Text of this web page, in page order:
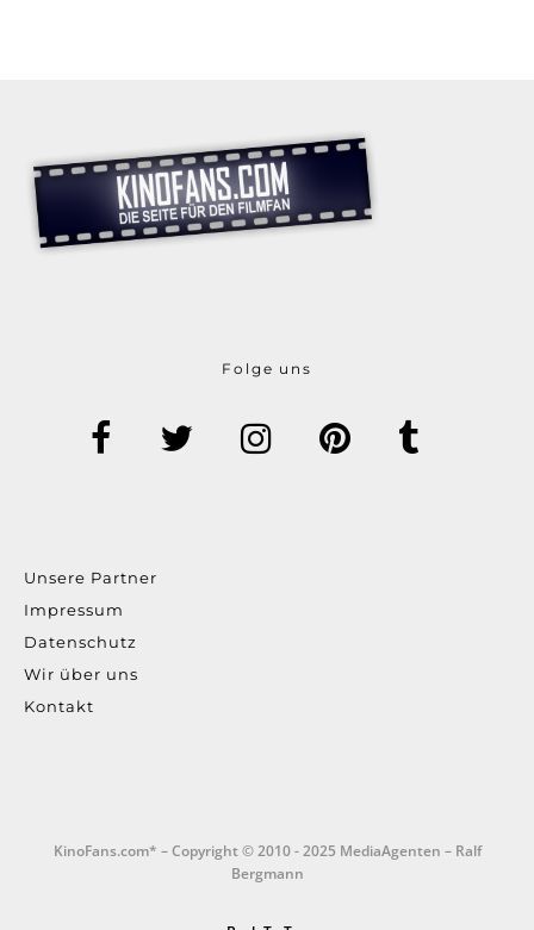
Folge uns
Unsere Partner
Impressum
Datenschutz
Wir über uns
Kontakt
KinoFans.com* – Copyright © 2010 - 2025 MediaAgenten – Ralf
Bergmann